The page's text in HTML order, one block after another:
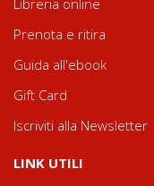
Libreria online
Prenota e ritira
Guida all'ebook
Gift Card
Iscriviti alla Newsletter
LINK UTILI